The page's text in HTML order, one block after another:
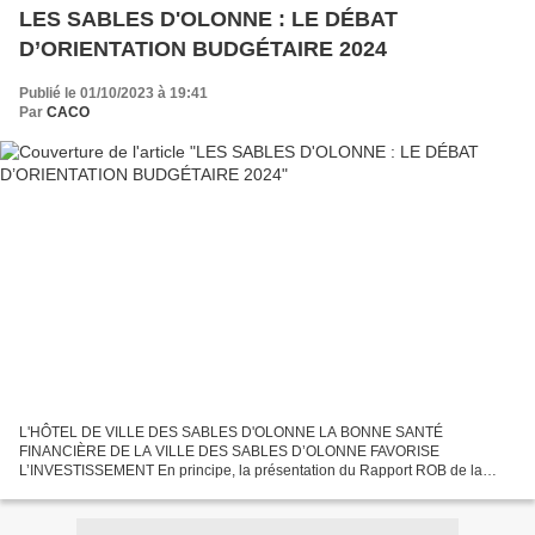
LES SABLES D'OLONNE : LE DÉBAT
D’ORIENTATION BUDGÉTAIRE 2024
Publié le 01/10/2023 à 19:41
Par CACO
L'HÔTEL DE VILLE DES SABLES D'OLONNE LA BONNE SANTÉ
FINANCIÈRE DE LA VILLE DES SABLES D’OLONNE FAVORISE
L’INVESTISSEMENT En principe, la présentation du Rapport ROB de la
débat...